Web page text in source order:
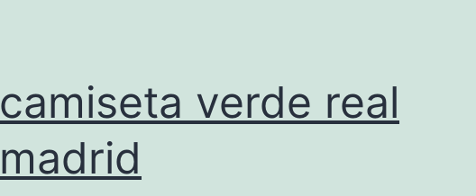
camiseta verde real
madrid